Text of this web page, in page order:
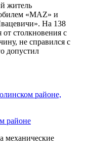
житель
«MAZ» и
На 138
от столкновения с
не справился с
допустил
районе,
районе
механические